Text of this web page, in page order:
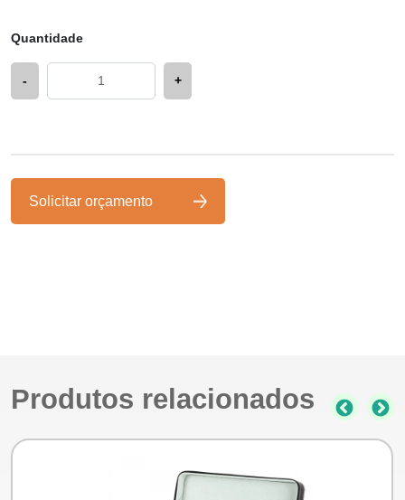
Quantidade
- +
Solicitar orçamento
Produtos relacionados